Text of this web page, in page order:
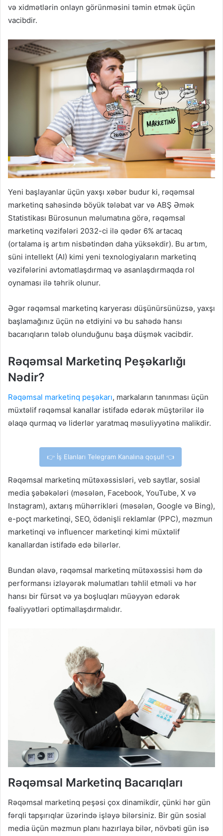
və xidmətlərin onlayn görünməsini təmin etmək üçün
vacibdir.
Yeni başlayanlar üçün yaxşı xəbər budur ki, rəqəmsal
marketinq sahəsində böyük tələbat var və ABŞ Əmək
Statistikası Bürosunun məlumatına görə, rəqəmsal
marketinq vəzifələri 2032-ci ilə qədər 6% artacaq
(ortalama iş artım nisbətindən daha yüksəkdir). Bu artım,
süni intellekt (AI) kimi yeni texnologiyaların marketinq
vəzifələrini avtomatlaşdırmaq və asanlaşdırmaqda rol
oynaması ilə təhrik olunur.
Əgər rəqəmsal marketinq karyerası düşünürsünüzsə, yaxşı
başlamağınız üçün nə etdiyini və bu sahədə hansı
bacarıqların tələb olunduğunu başa düşmək vacibdir.
Rəqəmsal Marketinq Peşəkarlığı
Nədir?
Rəqəmsal marketinq peşəkarı, markaların tanınması üçün
müxtəlif rəqəmsal kanallar istifadə edərək müştərilər ilə
əlaqə qurmaq və liderlər yaratmaq məsuliyyətinə malikdir.
👉 İş Elanları Telegram Kanalına qoşul! 👈
Rəqəmsal marketinq mütəxəssisləri, veb saytlar, sosial
media şəbəkələri (məsələn, Facebook, YouTube, X və
Instagram), axtarış mühərrikləri (məsələn, Google və Bing),
e-poçt marketinqi, SEO, ödənişli reklamlar (PPC), məzmun
marketinqi və influencer marketinqi kimi müxtəlif
kanallardan istifadə edə bilərlər.
Bundan əlavə, rəqəmsal marketinq mütəxəssisi həm də
performansı izləyərək məlumatları təhlil etməli və hər
hansı bir fürsət və ya boşluqları müəyyən edərək
fəaliyyətləri optimallaşdırmalıdır.
Rəqəmsal Marketinq Bacarıqları
Rəqəmsal marketinq peşəsi çox dinamikdir, çünki hər gün
fərqli tapşırıqlar üzərində işləyə bilərsiniz. Bir gün sosial
media üçün məzmun planı hazırlaya bilər, növbəti gün isə